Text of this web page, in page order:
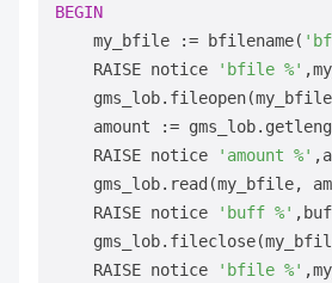
BEGIN
    my_bfile :
= bfilename(
    RAISE notice
'bfile %'
    amount :
=
    RAISE notice
'amount %'
gms_lob.read(my_bfile,
    RAISE notice
'buff %'
    RAISE notice
'bfile %'